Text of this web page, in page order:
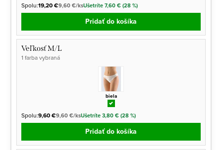
Spolu:19,20 €9,60 €/ksUšetríte 7,60 € (28 %)
Pridať do košíka
Veľkosť M/L
1 farba vybraná
biela
Spolu:9,60 €9,60 €/ksUšetríte 3,80 € (28 %)
Pridať do košíka